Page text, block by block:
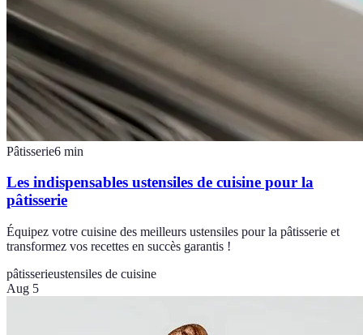
Pâtisserie6 min
Les indispensables ustensiles de cuisine pour la
pâtisserie
Équipez votre cuisine des meilleurs ustensiles pour la pâtisserie et
transformez vos recettes en succès garantis !
pâtisserieustensiles de cuisine
Aug 5